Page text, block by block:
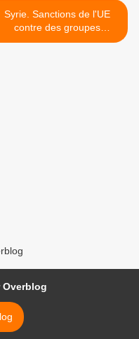
Syrie. Sanctions de l'UE
contre des groupes
de massacres
Overblog